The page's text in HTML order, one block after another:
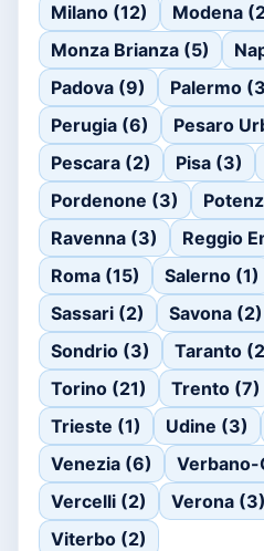
Milano (12)
Modena
Monza Brianza (5)
Padova (9)
Palermo
Perugia (6)
Pesaro
Pescara (2)
Pisa (3)
Pordenone (3)
Ravenna (3)
Reggio
Roma (15)
Salerno (1)
Sassari (2)
Savona (2)
Sondrio (3)
Taranto
Torino (21)
Trento (7)
Trieste (1)
Udine (3)
Venezia (6)
Verbano-
Vercelli (2)
Verona (3)
Viterbo (2)